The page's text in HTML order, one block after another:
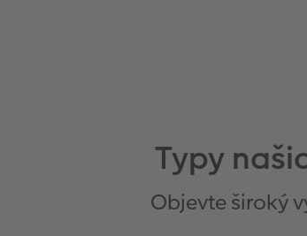
Typy
Objevte široký